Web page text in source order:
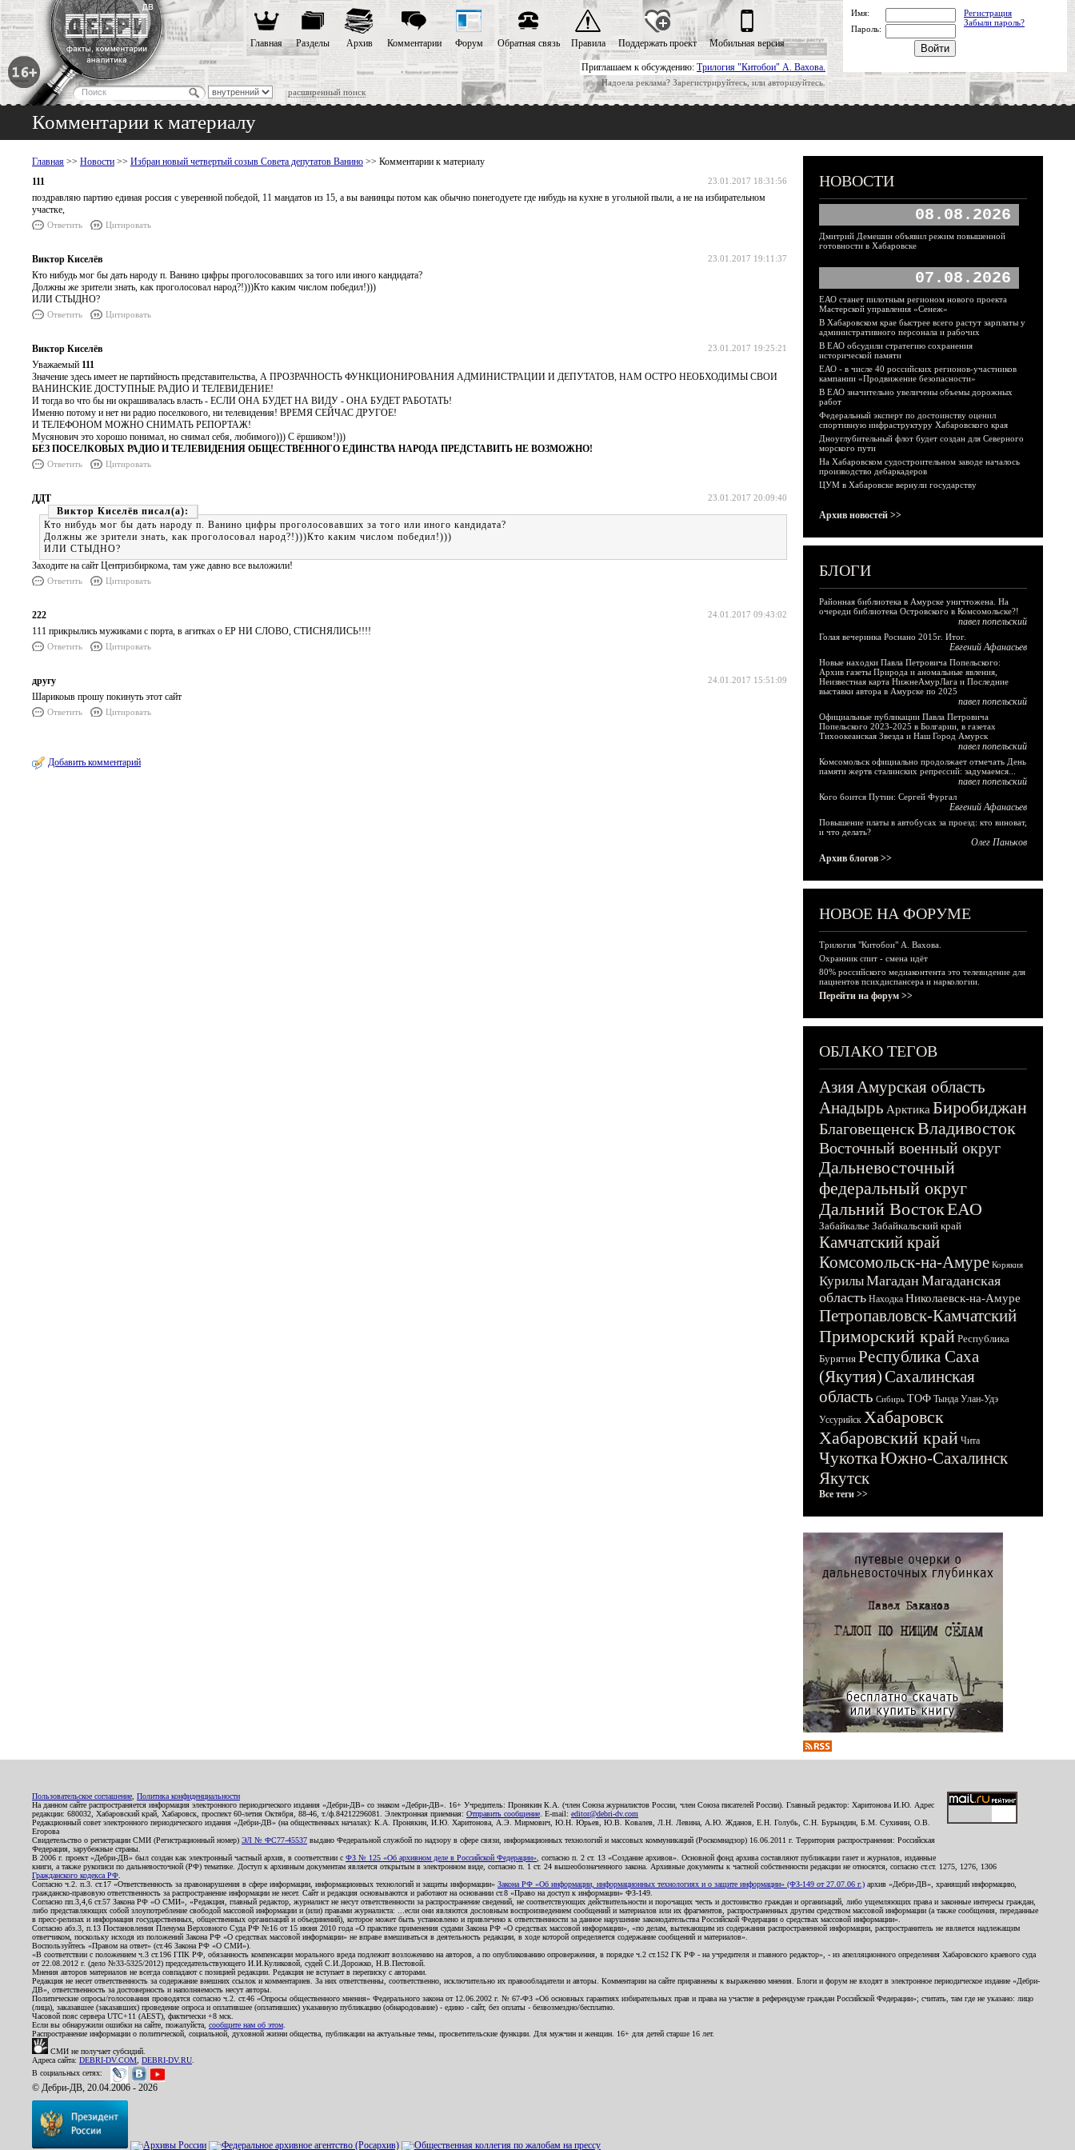
Приглашаем к обсуждению: Трилогия "Китобои" А. Вахова.
Надоела реклама? Зарегистрируйтесь, или авторизуйтесь.
расширенный поиск
Главная Разделы Архив Комментарии Форум Обратная связь Правила Поддержать проект Мобильная версия
Имя:
Регистрация
Забыли пароль?
Пароль:
Комментарии к материалу
Главная >> Новости >> Избран новый четвертый созыв Совета депутатов Ванино >> Комментарии к материалу
23.01.2017 18:31:56
111
поздравляю партию единая россия с уверенной победой, 11 мандатов из 15, а вы ванинцы потом как обычно понегодуете где нибудь на кухне в угольной пыли, а не на избирательном
участке,
Ответить Цитировать
23.01.2017 19:11:37
Виктор Киселёв
Кто нибудь мог бы дать народу п. Ванино цифры проголосовавших за того или иного кандидата?
Должны же зрители знать, как проголосовал народ?!)))Кто каким числом победил!)))
ИЛИ СТЫДНО?
Ответить Цитировать
23.01.2017 19:25:21
Виктор Киселёв
Уважаемый 111
Значение здесь имеет не партийность представительства, А ПРОЗРАЧНОСТЬ ФУНКЦИОНИРОВАНИЯ АДМИНИСТРАЦИИ И ДЕПУТАТОВ, НАМ ОСТРО НЕОБХОДИМЫ СВОИ
ВАНИНСКИЕ ДОСТУПНЫЕ РАДИО И ТЕЛЕВИДЕНИЕ!
И тогда во что бы ни окрашивалась власть - ЕСЛИ ОНА БУДЕТ НА ВИДУ - ОНА БУДЕТ РАБОТАТЬ!
Именно потому и нет ни радио поселкового, ни телевидения! ВРЕМЯ СЕЙЧАС ДРУГОЕ!
И ТЕЛЕФОНОМ МОЖНО СНИМАТЬ РЕПОРТАЖ!
Мусянович это хорошо понимал, но снимал себя, любимого))) С ёршиком!)))
БЕЗ ПОСЕЛКОВЫХ РАДИО И ТЕЛЕВИДЕНИЯ ОБЩЕСТВЕННОГО ЕДИНСТВА НАРОДА ПРЕДСТАВИТЬ НЕ ВОЗМОЖНО!
Ответить Цитировать
23.01.2017 20:09:40
ДДТ
Виктор Киселёв
Кто нибудь мог бы дать народу п. Ванино цифры проголосовавших за того или иного кандидата?
Должны же зрители знать, как проголосовал народ?!)))Кто каким числом победил!)))
ИЛИ СТЫДНО?
Заходите на сайт Центризбиркома, там уже давно все выложили!
Ответить Цитировать
24.01.2017 09:43:02
222
111 прикрылись мужиками с порта, в агитках о ЕР НИ СЛОВО, СТИСНЯЛИСЬ!!!!
Ответить Цитировать
24.01.2017 15:51:09
другу
Шарикоыв прошу покинуть этот сайт
Ответить Цитировать
Добавить комментарий
НОВОСТИ
08.08.2026
Дмитрий Демешин объявил режим повышенной
готовности в Хабаровске
07.08.2026
ЕАО станет пилотным регионом нового проекта
Мастерской управления «Сенеж»
В Хабаровском крае быстрее всего растут зарплаты у
административного персонала и рабочих
В ЕАО обсудили стратегию сохранения
исторической памяти
ЕАО - в числе 40 российских регионов-участников
кампании «Продвижение безопасности»
В ЕАО значительно увеличены объемы дорожных
работ
Федеральный эксперт по достоинству оценил
спортивную инфраструктуру Хабаровского края
Дноуглубительный флот будет создан для Северного
морского пути
На Хабаровском судостроительном заводе началось
производство дебаркадеров
ЦУМ в Хабаровске вернули государству
Архив новостей >>
БЛОГИ
Районная библиотека в Амурске уничтожена. На
очереди библиотека Островского в Комсомольске?!
павел попельский
Голая вечеринка Роснано 2015г. Итог.
Евгений Афанасьев
Новые находки Павла Петровича Попельского:
Архив газеты Природа и аномальные явления,
Неизвестная карта НижнеАмурЛага и Последние
выставки автора в Амурске по 2025
павел попельский
Официальные публикации Павла Петровича
Попельского 2023-2025 в Болгарии, в газетах
Тихоокеанская Звезда и Наш Город Амурск
павел попельский
Комсомольск официально продолжает отмечать День
памяти жертв сталинских репрессий: задумаемся...
павел попельский
Кого боится Путин: Сергей Фургал
Евгений Афанасьев
Повышение платы в автобусах за проезд: кто виноват,
и что делать?
Олег Паньков
Архив блогов >>
НОВОЕ НА ФОРУМЕ
Трилогия "Китобои" А. Вахова.
Охранник спит - смена идёт
80% российского медиаконтента это телевидение для
пациентов психдиспансера и наркологии.
Перейти на форум >>
ОБЛАКО ТЕГОВ
АзияАмурская область
Анадырь Арктика Биробиджан
БлаговещенскВладивосток
Восточный военный округ
Дальневосточный
федеральный округ
Дальний ВостокЕАО
Забайкалье Забайкальский край
Камчатский край
Комсомольск-на-Амуре Корякия
КурилыМагадан Магаданская
область Находка Николаевск-на-Амуре
Петропавловск-Камчатский
Приморский край Республика
Бурятия Республика Саха
(Якутия)Сахалинская
область Сибирь ТОФ Тында Улан-Удэ
Уссурийск Хабаровск
Хабаровский край Чита
ЧукоткаЮжно-Сахалинск
Якутск
Все теги >>
Пользовательское соглашение Политика конфиденциальности
На данном сайте распространяется информация электронного периодического издания «Дебри-ДВ» со знаком «Дебри-ДВ». 16+ Учредитель: Пронякин К.А. (член Союза журналистов России, член Союза писателей России). Главный редактор: Харитонова И.Ю. Адрес
редакции: 680032, Хабаровский край, Хабаровск, проспект 60-летия Октября, 88-46, т./ф.84212296081. Электронная приемная: Отправить сообщение . E-mail: editor@debri-dv.com
Редакционный совет электронного периодического издания «Дебри-ДВ» (на общественных началах): К.А. Пронякин, И.Ю. Харитонова, А.Э. Мирмович, Ю.Н. Юрьев, Ю.В. Ковалев, Л.Н. Левина, А.Ю. Жданов, Е.Н. Голубь, С.Н. Бурындин, Б.М. Сухинин, О.В.
Егорова
Свидетельство о регистрации СМИ (Регистрационный номер) ЭЛ № ФС77-45537 выдано Федеральной службой по надзору в сфере связи, информационных технологий и массовых коммуникаций (Роскомнадзор) 16.06.2011 г. Территория распространения: Российская
Федерация, зарубежные страны.
В 2006 г. проект «Дебри-ДВ» был создан как электронный частный архив, в соответствии с ФЗ № 125 «Об архивном деле в Российской Федерации» , согласно п. 2 ст. 13 «Создание архивов». Основной фонд архива составляют публикации газет и журналов, изданные
книги, а также рукописи по дальневосточной (РФ) тематике. Доступ к архивным документам является открытым в электронном виде, согласно п. 1 ст. 24 вышеобозначенного закона. Архивные документы к частной собственности редакции не относятся, согласно ст.ст. 1275, 1276, 1306
Гражданского кодекса РФ
Согласно ч.2. п.3. ст.17 «Ответственность за правонарушения в сфере информации, информационных технологий и защиты информации» Закона РФ «Об информации, информационных технологиях и о защите информации» (ФЗ-149 от 27.07.06 г.) архив «Дебри-ДВ», хранящий информацию,
гражданско-правовую ответственность за распространение информации не несет. Сайт и редакция основываются и работают на основании ст.8 «Право на доступ к информации» ФЗ-149.
Согласно пп.3,4,6 ст.57 Закона РФ «О СМИ», «Редакция, главный редактор, журналист не несут ответственности за распространение сведений, не соответствующих действительности и порочащих честь и достоинство граждан и организаций, либо ущемляющих права и законные интересы граждан,
либо представляющих собой злоупотребление свободой массовой информации и (или) правами журналиста: ...если они являются дословным воспроизведением сообщений и материалов или их фрагментов, распространенных другим средством массовой информации (а также сообщения, переданные
в пресс-релизах и информация государственных, общественных организаций и объединений), которое может быть установлено и привлечено к ответственности за данное нарушение законодательства Российской Федерации о средствах массовой информации».
Согласно абз.3, п.13 Постановления Пленума Верховного Суда РФ №16 от 15 июня 2010 года «О практике применения судами Закона РФ «О средствах массовой информации», «по делам, вытекающим из содержания распространенной информации, распространитель не является надлежащим
ответчиком, поскольку исходя из положений Закона РФ «О средствах массовой информации» не вправе вмешиваться в деятельность редакции, в ходе которой определяется содержание сообщений и материалов».
Воспользуйтесь «Правом на ответ» (ст.46 Закона РФ «О СМИ»).
«В соответствии с положением ч.3 ст.196 ГПК РФ, обязанность компенсации морального вреда подлежит возложению на авторов, а по опубликованию опровержения, в порядке ч.2 ст.152 ГК РФ - на учредителя и главного редактор», - из апелляционного определения Хабаровского краевого суда
от 22.08.2012 г. (дело №33-5325/2012) председательствующего И.И.Куликовой, судей С.И.Дорожко, Н.В.Пестовой.
Мнения авторов материалов не всегда совпадают с позицией редакции. Редакция не вступает в переписку с авторами.
Редакция не несет ответственность за содержание внешних ссылок и комментариев. За них ответственны, соответственно, исключительно их правообладатели и авторы. Комментарии на сайте приравнены к выражению мнения. Блоги и форум не входят в электронное периодическое издание «Дебри-
ДВ», ответственность за достоверность и наполняемость несут авторы.
Политические опросы/голосования проводятся согласно ч.2. ст.46 «Опросы общественного мнения» Федерального закона от 12.06.2002 г. № 67-ФЗ «Об основных гарантиях избирательных прав и права на участие в референдуме граждан Российской Федерации»; считать, там где не указано: лицо
(лица), заказавшее (заказавших) проведение опроса и оплатившее (оплативших) указанную публикацию (обнародование) - едино - сайт, без оплаты - безвозмездно/бесплатно.
Часовой пояс сервера UTC+11 (AEST), фактически +8 мск.
Если вы обнаружили ошибки на сайте, пожалуйста, сообщите нам об этом
Распространение информации о политической, социальной, духовной жизни общества, публикации на актуальные темы, просветительские функции. Для мужчин и женщин. 16+ для детей старше 16 лет.
СМИ не получает субсидий.
Адреса сайта: DEBRI-DV.COM DEBRI-DV.RU
В социальных сетях:
© Дебри-ДВ, 20.04.2006 - 2026